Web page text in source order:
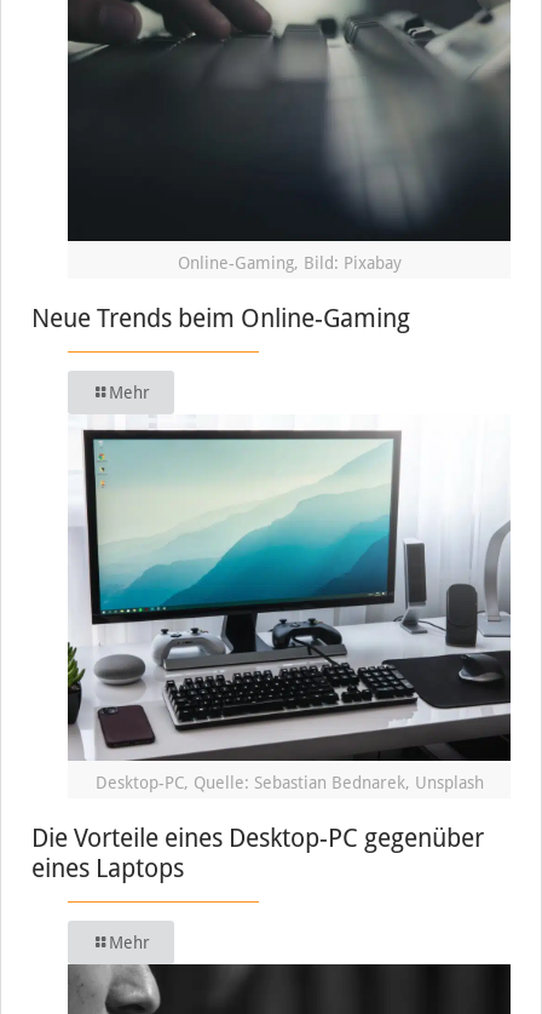
Online-Gaming, Bild: Pixabay
Neue Trends beim Online-Gaming
Mehr
Desktop-PC, Quelle: Sebastian Bednarek, Unsplash
Die Vorteile eines Desktop-PC gegenüber
eines Laptops
Mehr